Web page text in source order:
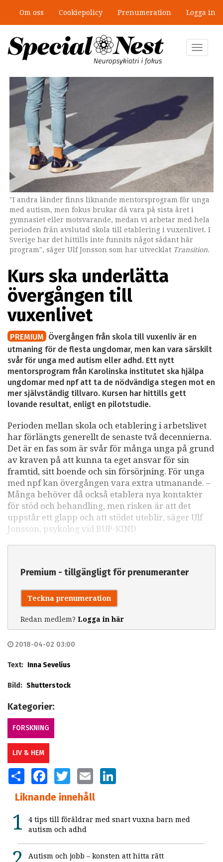
huvudinnehåll
Om oss Cookiepolicy Prenumeration Logga in
Toggle
"I andra länder finns liknande mentorsprogram för unga
med autism, men fokus brukar då vara på sista året i
gymnasiet eller motsvarande, medan vi arbetar med hela
perioden från avslutad skola till etablering i vuxenlivet. I
Sverige har det hittills inte funnits något sådant här
program", säger Ulf Jonsson som har utvecklat Transition.
Kurs ska underlätta
övergången till
vuxenlivet
PREMIUM Övergången från skola till vuxenliv är en
utmaning för de flesta ungdomar, men kan vara särskilt
svår för unga med autism eller adhd. Ett nytt
mentorsprogram från Karolinska institutet ska hjälpa
ungdomar med npf att ta de nödvändiga stegen mot en
mer självständig tillvaro. Kursen har hittills gett
lovande resultat, enligt en pilotstudie.
Perioden mellan skola och etablering i arbetslivet
har förlängts generellt de senaste två decennierna.
Det är en fas som är svår för många unga på grund
av kraven på att kunna ta eget ansvar för sin
framtid, sitt boende och sin försörjning. För unga
med npf kan övergången vara extra utmanande. –
Många behöver då också etablera nya kontakter
för stöd och behandling, men risken är att det
uppstår ett glapp och att stödet uteblir, säger Ulf
Jonsson, psykolog vid BUP-KIND
Premium - tillgängligt för prenumeranter
Teckna prenumeration
Redan medlem? Logga in här
2018-04-02 03:00
Text: Inna Sevelius
Bild: Shutterstock
Kategorier:
FORSKNING
LIV & HEM
SHARE FACEBOOKTWITTER EMAIL
Liknande innehåll
4 tips till föräldrar med snart vuxna barn med
autism och adhd
Autism och jobb – konsten att hitta rätt
Mobbning vid autism och adhd: 4